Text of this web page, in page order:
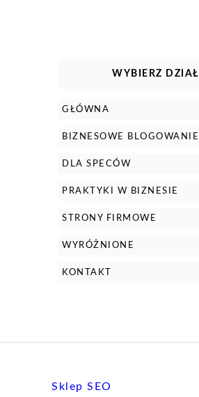
WYBIERZ DZIAŁ
GŁÓWNA
BIZNESOWE BLOGOWANIE
DLA SPECÓW
PRAKTYKI W BIZNESIE
STRONY FIRMOWE
WYRÓŻNIONE
KONTAKT
Sklep SEO